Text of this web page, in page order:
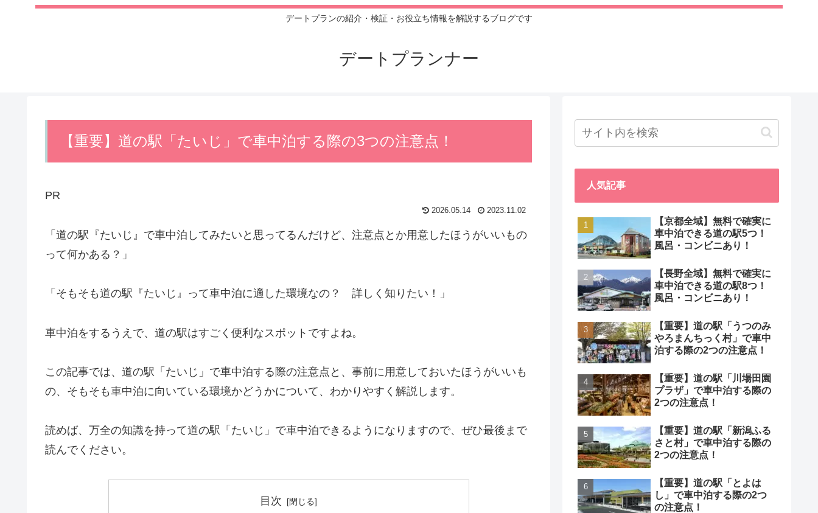
デートプランの紹介・検証・お役立ち情報を解説するブログです
デートプランナー
【重要】道の駅「たいじ」で車中泊する際の3つの注意点！
PR
2026.05.14 2023.11.02
「道の駅『たいじ』で車中泊してみたいと思ってるんだけど、注意点とか用意したほうがいいもの
って何かある？」
「そもそも道の駅『たいじ』って車中泊に適した環境なの？ 詳しく知りたい！」
車中泊をするうえで、道の駅はすごく便利なスポットですよね。
この記事では、道の駅「たいじ」で車中泊する際の注意点と、事前に用意しておいたほうがいいも
の、そもそも車中泊に向いている環境かどうかについて、わかりやすく解説します。
読めば、万全の知識を持って道の駅「たいじ」で車中泊できるようになりますので、ぜひ最後まで
読んでください。
目次
人気記事
【京都全域】無料で確実に
車中泊できる道の駅5つ！
風呂・コンビニあり！
【長野全域】無料で確実に
車中泊できる道の駅8つ！
風呂・コンビニあり！
【重要】道の駅「うつのみ
やろまんちっく村」で車中
泊する際の2つの注意点！
【重要】道の駅「川場田園
プラザ」で車中泊する際の
2つの注意点！
【重要】道の駅「新潟ふる
さと村」で車中泊する際の
2つの注意点！
【重要】道の駅「とよは
し」で車中泊する際の2つ
の注意点！